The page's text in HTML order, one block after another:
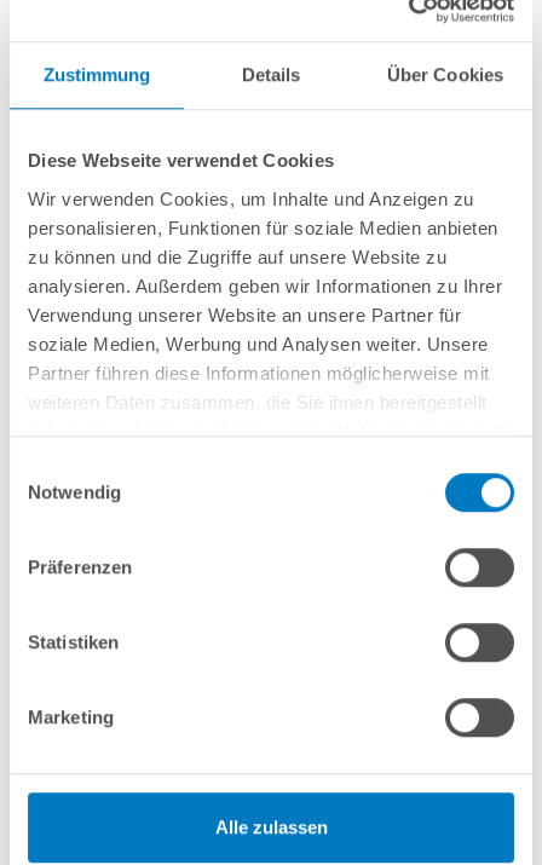
Zustimmung Details Über Cookies
Diese Webseite verwendet Cookies
Wir verwenden Cookies, um Inhalte und Anzeigen zu
personalisieren, Funktionen für soziale Medien anbieten
zu können und die Zugriffe auf unsere Website zu
analysieren. Außerdem geben wir Informationen zu Ihrer
Verwendung unserer Website an unsere Partner für
soziale Medien, Werbung und Analysen weiter. Unsere
Partner führen diese Informationen möglicherweise mit
weiteren Daten zusammen, die Sie ihnen bereitgestellt
Notwendig
Präferenzen
Statistiken
Marketing
Alle zulassen
RundbeckenPOOLSANASQ-Made in Germany- bestehend aus1 mm
starker Aluminium-Wand
in silbergrau/Weißaluminium + sehr passgenauer,
blauer PVC-Poolfolie 1,0 mm mit
Einhängebiese
Kombi-Spezialhandlauf
aus hochwertigem und stabilem Aluminiumsowie Bodenschienen aus
POOLSANAUV-C Entkeimungsgerät 75 W: Reduziert den
Wasserpflegebedarf deutlich!
Unterlegvlies500 g/m²
Einbauskimmer und Einlaufdüse
Sandfilteranlage
in Germany ) inkl. Filtersand
Erdbeständiges Verrohrungsset PROFI Ø 50 mm+ Entleerungspaket
Edelstahl-Einhängeleiter PROFI mit eleganten Stufenauflagen, weit
1er-Set mit Trafo + Kabeldose + FB: LED Poolbeleuchtung
POOL
SANA
info(at)poolsana.de